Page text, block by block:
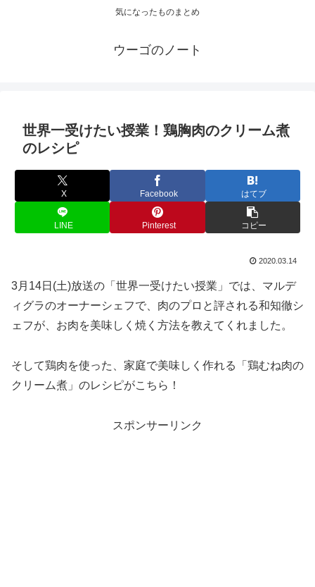
気になったものまとめ
ウーゴのノート
世界一受けたい授業！鶏胸肉のクリーム煮
のレシピ
X Facebook はてブ
LINE Pinterest コピー
2020.03.14
3月14日(土)放送の「世界一受けたい授業」では、マルデ
ィグラのオーナーシェフで、肉のプロと評される和知徹シ
ェフが、お肉を美味しく焼く方法を教えてくれました。
そして鶏肉を使った、家庭で美味しく作れる「鶏むね肉の
クリーム煮」のレシピがこちら！
スポンサーリンク